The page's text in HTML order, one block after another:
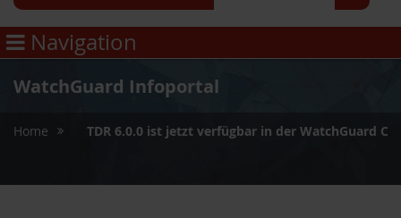
Navigation
WatchGuard Infoportal
Home TDR 6.0.0 ist jetzt verfügbar in der WatchGuard